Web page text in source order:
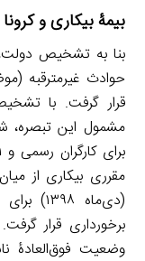
بیمۀ بیکاری و کرونا
قرار گرفت. با
مقرری بیکاری از
(دی‌ماه
برخورداری قرار
وضعیت فوق‌العادۀ